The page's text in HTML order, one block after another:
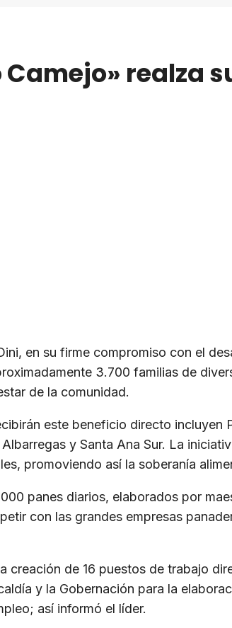
realza
en su firme compromiso con el
3.700 familias de
de la comunidad.
este beneficio directo incluyen
y Santa Ana Sur. La
promoviendo así la soberanía
panes diarios, elaborados por
con las grandes empresas
de 16 puestos de trabajo
y la Gobernación para la
así informó el líder.